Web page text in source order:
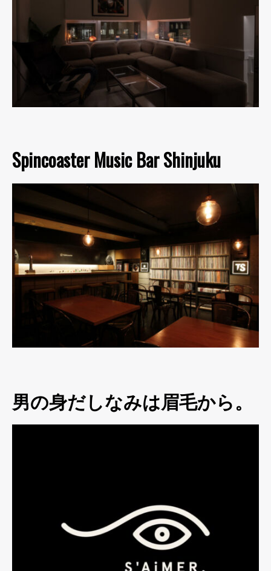
Spincoaster Music Bar Shinjuku
男の身だしなみは眉毛から。